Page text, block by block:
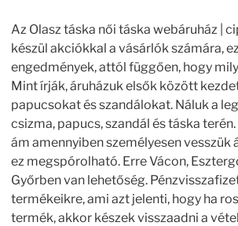
Az Olasz táska női táska webáruház |
készül akciókkal a vásárlók számára,
engedmények, attól függően, hogy
Mint írják, áruházuk elsők között
papucsokat és szandálokat. Náluk a
csizma, papucs, szandál és táska
ám amennyiben személyesen
ez megspórolható. Erre Vácon,
Győrben van lehetőség.
termékeikre, ami azt jelenti, hogy ha
termék, akkor készek visszaadni a